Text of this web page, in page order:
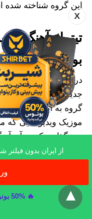
X
این گروه شناخته
تیتراژ آهنگ
بود؟
در این قسمت از مقاله
جدید گروه ماکان بند
گروه به این منظور می
موزیک ویدیو هایی که
می گذارند که به آن
مثال می توانیم به
از ایران بدون
🔥 50% بونوس بی قید و شرط 🔥